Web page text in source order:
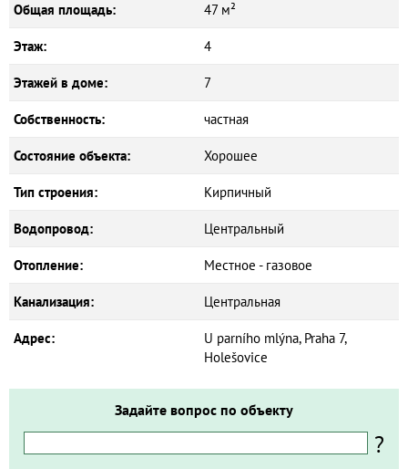
Общая площадь: 47 м²
Этаж: 4
Этажей в доме: 7
Собственность: частная
Состояние объекта: Хорошее
Тип строения: Кирпичный
Водопровод: Центральный
Отопление: Местное - газовое
Канализация: Центральная
Адрес:
U parního mlýna, Praha 7,
Holešovice
Задайте вопрос по объекту
?